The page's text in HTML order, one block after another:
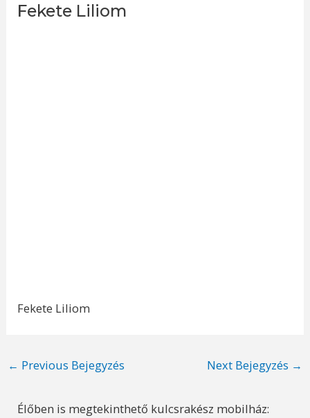
Fekete Liliom
Fekete Liliom
Post
← Previous Bejegyzés Next Bejegyzés →
Élőben is megtekinthető kulcsrakész mobilház: